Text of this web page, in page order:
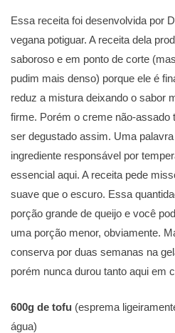
Essa receita foi desenvolvida por
vegana potiguar. A receita dela
saboroso e em ponto de corte
pudim mais denso) porque ele é
reduz a mistura deixando o sabor
firme. Porém o creme não-assado
ser degustado assim. Uma
ingrediente responsável por
essencial aqui. A receita pede
suave que o escuro. Essa
porção grande de queijo e você
uma porção menor, obviamente.
conserva por duas semanas na
porém nunca durou tanto aqui em
600g de tofu (esprema
água)